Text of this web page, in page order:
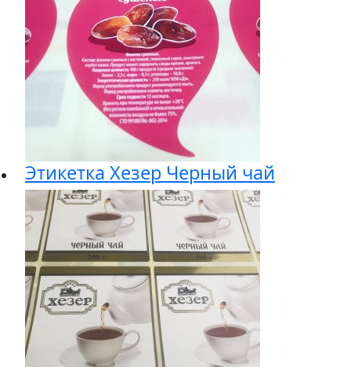
Этикетка Хезер Черный чай